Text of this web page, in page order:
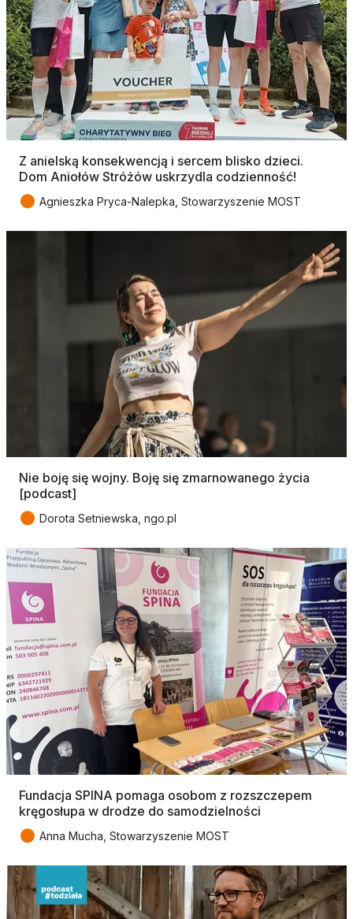
Z anielską konsekwencją i sercem blisko dzieci.
Dom Aniołów Stróżów uskrzydla codzienność!
● Agnieszka Pryca-Nalepka, Stowarzyszenie MOST
Nie boję się wojny. Boję się zmarnowanego życia
[podcast]
● Dorota Setniewska, ngo.pl
Fundacja SPINA pomaga osobom z rozszczepem
kręgosłupa w drodze do samodzielności
● Anna Mucha, Stowarzyszenie MOST